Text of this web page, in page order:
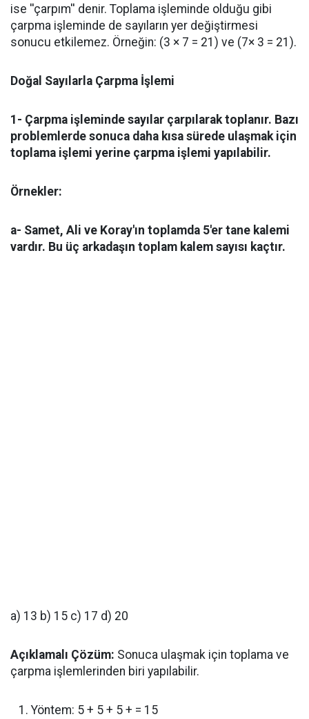
ise ''çarpım'' denir. Toplama işleminde olduğu gibi
çarpma işleminde de sayıların yer değiştirmesi
sonucu etkilemez. Örneğin: (3 × 7 = 21) ve (7× 3 = 21).
Doğal Sayılarla Çarpma İşlemi
1- Çarpma işleminde sayılar çarpılarak toplanır. Bazı
problemlerde sonuca daha kısa sürede ulaşmak için
toplama işlemi yerine çarpma işlemi yapılabilir.
Örnekler:
a- Samet, Ali ve Koray'ın toplamda 5'er tane kalemi
vardır. Bu üç arkadaşın toplam kalem sayısı kaçtır.
a) 13 b) 15 c) 17 d) 20
Açıklamalı Çözüm: Sonuca ulaşmak için toplama ve
çarpma işlemlerinden biri yapılabilir.
Yöntem: 5 + 5 + 5 + = 15